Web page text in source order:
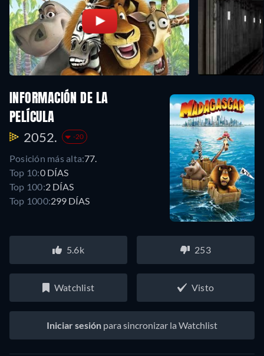
INFORMACIÓN DE LA
PELÍCULA
2052. -20
Posición más alta:77.
Top 10:0 DÍAS
Top 100:2 DÍAS
Top 1000:299 DÍAS
5.6k 253
Watchlist Visto
Iniciar sesión para sincronizar la Watchlist